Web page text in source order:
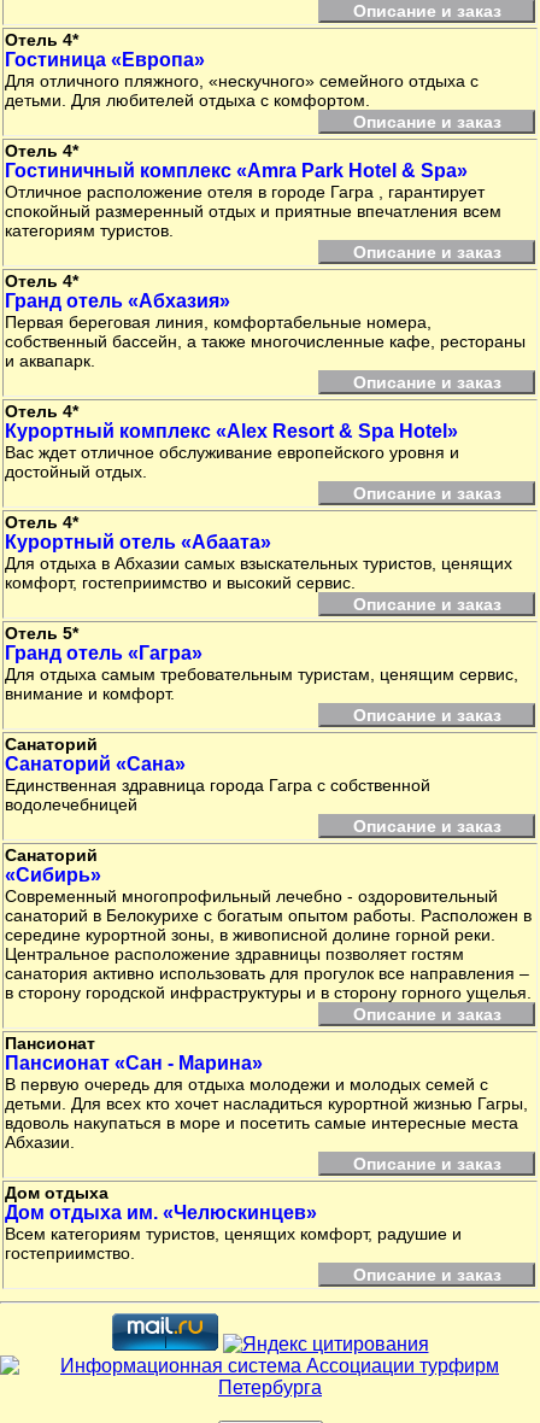
Описание и заказ
Отель 4*
Гостиница «Европа»
Для отличного пляжного, «нескучного» семейного отдыха с
детьми. Для любителей отдыха с комфортом.
Описание и заказ
Отель 4*
Гостиничный комплекс «Amra Park Hotel & Spa»
Отличное расположение отеля в городе Гагра , гарантирует
спокойный размеренный отдых и приятные впечатления всем
категориям туристов.
Описание и заказ
Отель 4*
Гранд отель «Абхазия»
Первая береговая линия, комфортабельные номера,
собственный бассейн, а также многочисленные кафе, рестораны
и аквапарк.
Описание и заказ
Отель 4*
Курортный комплекс «Alex Resort & Spa Hotel»
Вас ждет отличное обслуживание европейского уровня и
достойный отдых.
Описание и заказ
Отель 4*
Курортный отель «Абаата»
Для отдыха в Абхазии самых взыскательных туристов, ценящих
комфорт, гостеприимство и высокий сервис.
Описание и заказ
Отель 5*
Гранд отель «Гагра»
Для отдыха самым требовательным туристам, ценящим сервис,
внимание и комфорт.
Описание и заказ
Санаторий
Санаторий «Сана»
Единственная здравница города Гагра с собственной
водолечебницей
Описание и заказ
Санаторий
«Сибирь»
Современный многопрофильный лечебно - оздоровительный
санаторий в Белокурихе с богатым опытом работы. Расположен в
середине курортной зоны, в живописной долине горной реки.
Центральное расположение здравницы позволяет гостям
санатория активно использовать для прогулок все направления –
в сторону городской инфраструктуры и в сторону горного ущелья.
Описание и заказ
Пансионат
Пансионат «Сан - Марина»
В первую очередь для отдыха молодежи и молодых семей с
детьми. Для всех кто хочет насладиться курортной жизнью Гагры,
вдоволь накупаться в море и посетить самые интересные места
Абхазии.
Описание и заказ
Дом отдыха
Дом отдыха им. «Челюскинцев»
Всем категориям туристов, ценящих комфорт, радушие и
гостеприимство.
Описание и заказ